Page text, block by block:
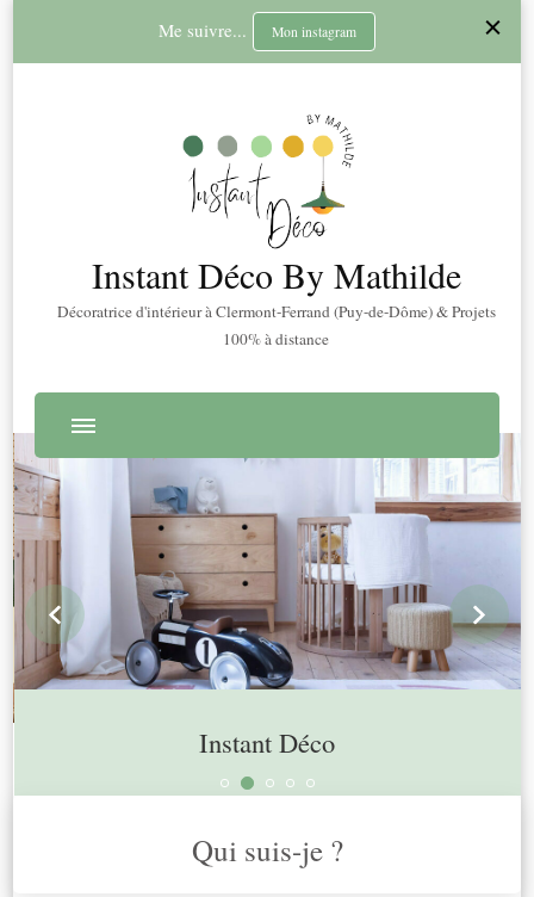
Me suivre... Mon instagram
Instant Déco By Mathilde
Décoratrice d'intérieur à Clermont-Ferrand (Puy-de-Dôme) & Projets
100% à distance
Instant Déco
prev
Qui suis-je ?